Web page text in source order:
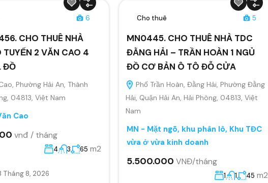
6
CHO THUÊ NHÀ
TUYẾN 2 VĂN CAO 4
ĐỒ
Phường Hải An, Thành
04813, Việt Nam
Cao
vnđ / tháng
4 3 65 m2
Tháng 8, 2026
Cho thuê 5
MN0445. CHO THUÊ NHÀ TDC
ĐẰNG HẢI – TRẦN HOÀN 1 NGỦ
ĐỒ CƠ BẢN Ô TÔ ĐỖ CỬA
Phố Trần Hoàn, Đằng Hải, Phường Đằng
Hải, Quận Hải An, Hải Phòng, 04813, Việt
Nam
MN - Mặt ngõ, khu phân lô, Khu TĐC
vừa ở vừa kinh doanh
5.500.000 VNĐ/tháng
1 1 45 m2